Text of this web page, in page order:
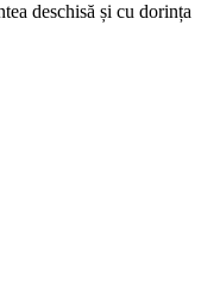
deschisă și cu dorința